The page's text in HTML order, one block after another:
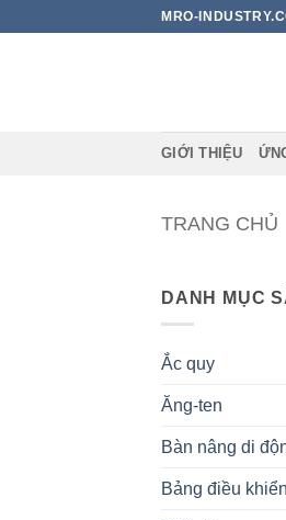
MRO-
GIỚI THIỆU
TRANG CHỦ
DANH MỤC
Ắc quy
Ăng-ten
Bàn nâng di
Bảng điều khiển